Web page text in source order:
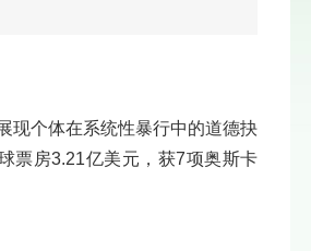
现个体在系统性暴行中的道德抉
票房3.21亿美元，获7项奥斯卡